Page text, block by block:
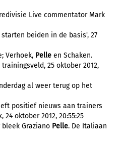
Live commentator Mark
beiden in de basis', 27
Verhoek, Pelle en Schaken.
25 oktober 2012,
al weer terug op het
positief nieuws aan trainers
oktober 2012, 20:55:25
Graziano Pelle. De Italiaan